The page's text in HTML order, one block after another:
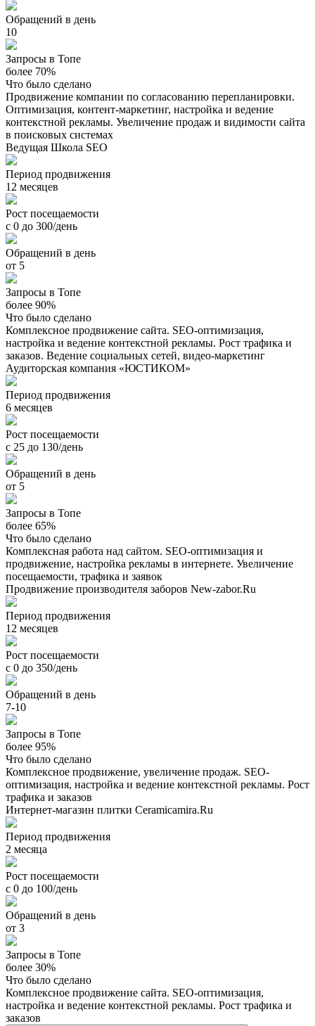
Обращений в день
10
Запросы в Топе
более 70%
Что было сделано
Продвижение компании по согласованию перепланировки.
Оптимизация, контент-маркетинг, настройка и ведение
контекстной рекламы. Увеличение продаж и видимости сайта
в поисковых системах
Ведущая Школа SEO
Период продвижения
12 месяцев
Рост посещаемости
с 0 до 300/день
Обращений в день
от 5
Запросы в Топе
более 90%
Что было сделано
Комплексное продвижение сайта. SEO-оптимизация,
настройка и ведение контекстной рекламы. Рост трафика и
заказов. Ведение социальных сетей, видео-маркетинг
Аудиторская компания «ЮСТИКОМ»
Период продвижения
6 месяцев
Рост посещаемости
с 25 до 130/день
Обращений в день
от 5
Запросы в Топе
более 65%
Что было сделано
Комплексная работа над сайтом. SEO-оптимизация и
продвижение, настройка рекламы в интернете. Увеличение
посещаемости, трафика и заявок
Продвижение производителя заборов New-zabor.Ru
Период продвижения
12 месяцев
Рост посещаемости
с 0 до 350/день
Обращений в день
7-10
Запросы в Топе
более 95%
Что было сделано
Комплексное продвижение, увеличение продаж. SEO-
оптимизация, настройка и ведение контекстной рекламы. Рост
трафика и заказов
Интернет-магазин плитки Ceramicamira.Ru
Период продвижения
2 месяца
Рост посещаемости
с 0 до 100/день
Обращений в день
от 3
Запросы в Топе
более 30%
Что было сделано
Комплексное продвижение сайта. SEO-оптимизация,
настройка и ведение контекстной рекламы. Рост трафика и
заказов